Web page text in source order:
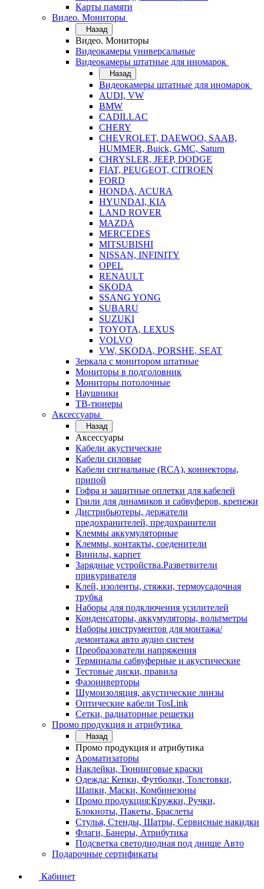
Карты памяти
Видео. Мониторы
Назад
Видео. Мониторы
Видеокамеры универсальные
Видеокамеры штатные для иномарок
Назад
Видеокамеры штатные для иномарок
AUDI, VW
BMW
CADILLAC
CHERY
CHEVROLET, DAEWOO, SAAB,
HUMMER, Buick, GMC, Saturn
CHRYSLER, JEEP, DODGE
FIAT, PEUGEOT, CITROEN
FORD
HONDA, ACURA
HYUNDAI, KIA
LAND ROVER
MAZDA
MERCEDES
MITSUBISHI
NISSAN, INFINITY
OPEL
RENAULT
SKODA
SSANG YONG
SUBARU
SUZUKI
TOYOTA, LEXUS
VOLVO
VW, SKODA, PORSHE, SEAT
Зеркала с монитором штатные
Мониторы в подголовник
Мониторы потолочные
Наушники
ТВ-тюнеры
Аксессуары
Назад
Аксессуары
Кабели акустические
Кабели силовые
Кабели сигнальные (RCA), коннекторы,
припой
Гофра и защитные оплетки для кабелей
Грили для динамиков и сабвуферов, крепежи
Дистрибьютеры, держатели
предохранителей, предохранители
Клеммы аккумуляторные
Клеммы, контакты, соеденители
Винилы, карпет
Зарядные устройства.Разветвители
прикуривателя
Клей, изоленты, стяжки, термоусадочная
трубка
Наборы для подключения усилителей
Конденсаторы, аккумуляторы, вольтметры
Наборы инструментов для монтажа/
демонтажа авто аудио систем
Преобразователи напряжения
Терминалы сабвуферные и акустические
Тестовые диски, правила
Фазоинверторы
Шумоизоляция, акустические линзы
Оптические кабели TosLink
Сетки, радиаторные решетки
Промо продукция и атрибутика
Назад
Промо продукция и атрибутика
Ароматизаторы
Наклейки, Тюнинговые краски
Одежда: Кепки, Футболки, Толстовки,
Шапки, Маски, Комбинезоны
Промо продукция:Кружки, Ручки,
Блокноты, Пакеты, Браслеты
Стулья, Стенды, Шатры, Сервисные накидки
Флаги, Банеры, Атрибутика
Подсветка светодиодная под днище Авто
Подарочные сертификаты
Кабинет